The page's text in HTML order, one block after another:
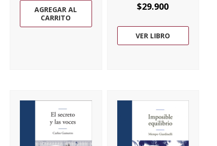
AGREGAR AL
CARRITO
$29.900
VER LIBRO